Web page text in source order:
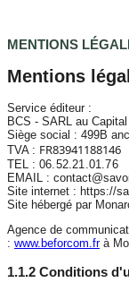
MENTIONS
Mentions
Service éditeur :
BCS - SARL au
Siège social : 499B
TVA : FR83941188146
TEL : 06.52.21.01.76
EMAIL :
Site internet : https://
Site hébergé par
Agence de
: www.beforcom.frà
1.1.2 Conditions